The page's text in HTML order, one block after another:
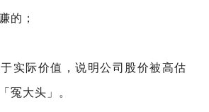
的；
实际价值，说明公司股价被高估
冤大头」。